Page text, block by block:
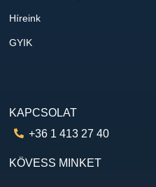
Híreink
GYIK
KAPCSOLAT
+36 1 413 27 40
KÖVESS MINKET